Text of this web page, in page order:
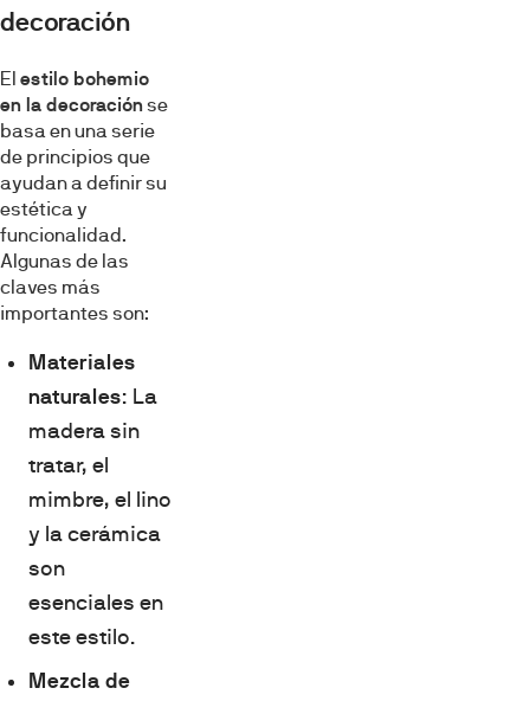
decoración
El estilo bohemio
en la decoraciónse
basa en una serie
de principios que
ayudan a definir su
estética y
funcionalidad.
Algunas de las
claves más
importantes son:
Materiales
naturales: La
madera sin
tratar, el
mimbre, el lino
y la cerámica
son
esenciales en
este estilo.
Mezcla de